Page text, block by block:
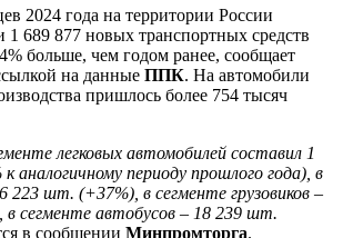
2024 года на территории России
1 689 877 новых транспортных средств
больше, чем годом ранее, сообщает
на данные ППК. На автомобили
пришлось более 754 тысяч
легковых автомобилей составил 1
аналогичному периоду прошлого года), в
223 шт. (+37%), в сегменте грузовиков –
в сегменте автобусов – 18 239 шт.
в сообщении Минпромторга.